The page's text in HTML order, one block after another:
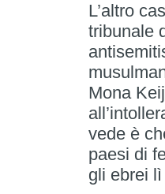
L’altro
tribunale
Mona
vede è
paesi di
gli ebrei